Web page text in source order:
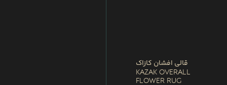
قالی افشان کازاک
Kazak Overall
Flower Rug